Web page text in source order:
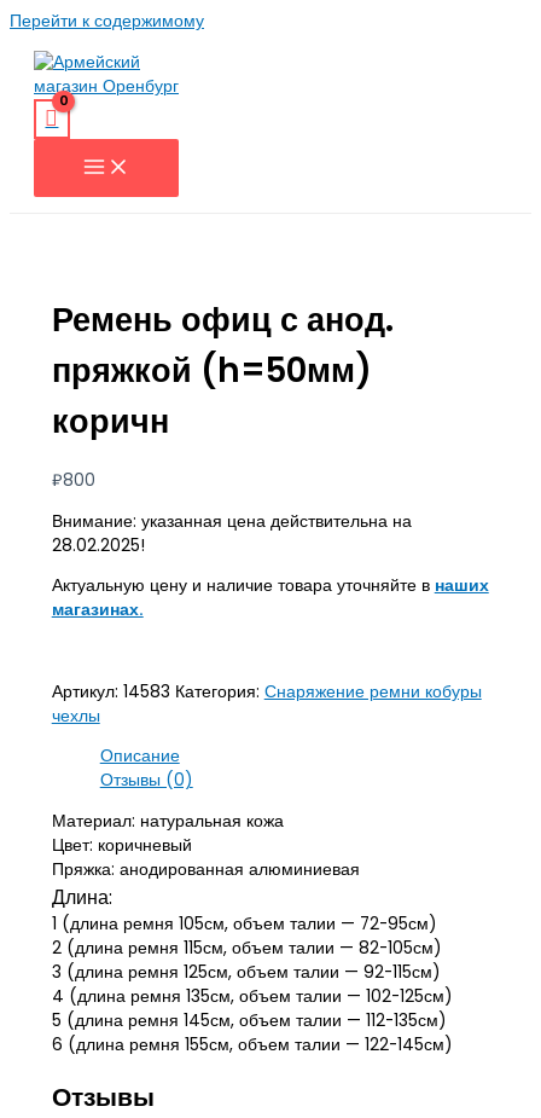
Перейти к содержимому
Ремень офиц с анод.
пряжкой (h=50мм)
коричн
₽800
Внимание: указанная цена действительна на
28.02.2025!
Актуальную цену и наличие товара уточняйте в наших
магазинах.
Артикул: 14583 Категория: Снаряжение ремни кобуры
чехлы
Описание
Отзывы (0)
Материал: натуральная кожа
Цвет: коричневый
Пряжка: анодированная алюминиевая
Длина:
1 (длина ремня 105см, объем талии — 72-95см)
2 (длина ремня 115см, объем талии — 82-105см)
3 (длина ремня 125см, объем талии — 92-115см)
4 (длина ремня 135см, объем талии — 102-125см)
5 (длина ремня 145см, объем талии — 112-135см)
6 (длина ремня 155см, объем талии — 122-145см)
Отзывы